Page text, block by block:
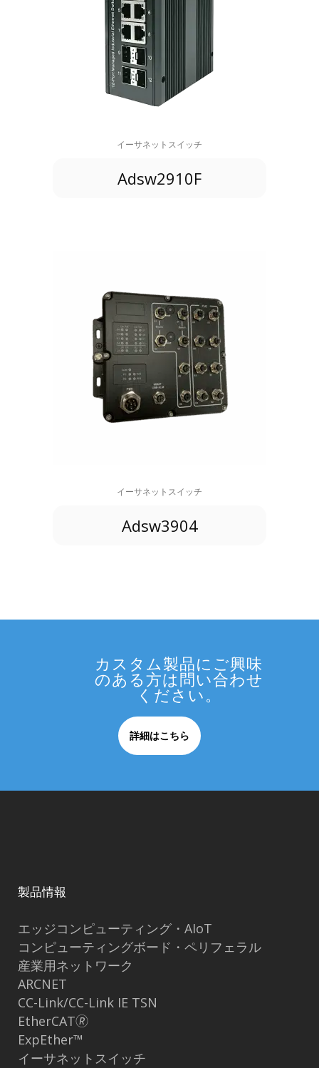
イーサネットスイッチ
Adsw2910F
イーサネットスイッチ
Adsw3904
カスタム製品にご興味
のある方は問い合わせ
ください。
詳細はこちら
製品情報
エッジコンピューティング・AIoT
コンピューティングボード・ペリフェラル
産業用ネットワーク
ARCNET
CC-Link/CC-Link IE TSN
EtherCAT🄬
ExpEther™
イーサネットスイッチ